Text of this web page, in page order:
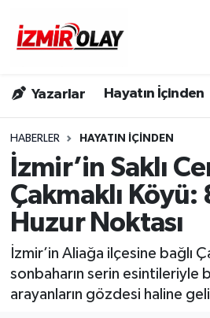
Yazarlar Hayatın İçinden
HABERLER HAYATIN İÇINDEN
İzmir’in Saklı
Çakmaklı
Huzur Noktası
İzmir’in Aliağa ilçesine bağlı
sonbaharın serin esintileriyle
arayanların gözdesi haline
Konak Trafik Yoğunluk
Süper Lig Puan Durumu ve
Tüm Manşetler
Son Dakika Haberleri
Haber Arşivi